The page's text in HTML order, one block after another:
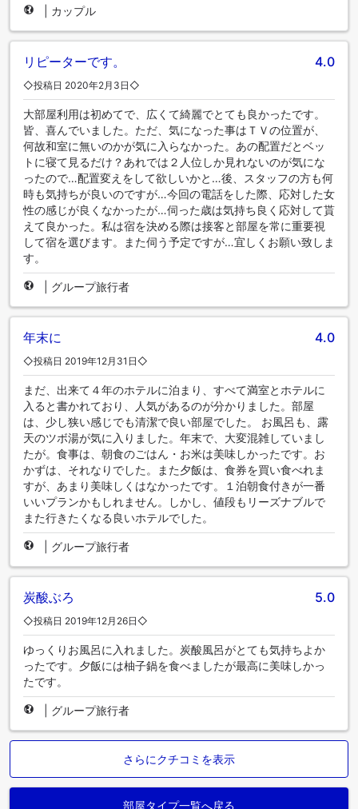
カップル
リピーターです。 4.0
◇投稿日 2020年2月3日◇
大部屋利用は初めてで、広くて綺麗でとても良かったです。
皆、喜んでいました。ただ、気になった事はＴＶの位置が、
何故和室に無いのかが気に入らなかった。あの配置だとベッ
トに寝て見るだけ？あれでは２人位しか見れないのが気にな
ったので…配置変えをして欲しいかと…後、スタッフの方も何
時も気持ちが良いのですが…今回の電話をした際、応対した女
性の感じが良くなかったが…伺った歳は気持ち良く応対して貰
えて良かった。私は宿を決める際は接客と部屋を常に重要視
して宿を選びます。また伺う予定ですが…宜しくお願い致しま
す。
グループ旅行者
年末に 4.0
◇投稿日 2019年12月31日◇
まだ、出来て４年のホテルに泊まり、すべて満室とホテルに
入ると書かれており、人気があるのが分かりました。部屋
は、少し狭い感じでも清潔で良い部屋でした。 お風呂も、露
天のツボ湯が気に入りました。年末で、大変混雑していまし
たが。食事は、朝食のごはん・お米は美味しかったです。お
かずは、それなりでした。また夕飯は、食券を買い食べれま
すが、あまり美味しくはなかったです。１泊朝食付きが一番
いいプランかもしれません。しかし、値段もリーズナブルで
また行きたくなる良いホテルでした。
グループ旅行者
炭酸ぶろ 5.0
◇投稿日 2019年12月26日◇
ゆっくりお風呂に入れました。炭酸風呂がとても気持ちよか
ったです。夕飯には柚子鍋を食べましたが最高に美味しかっ
たです。
グループ旅行者
さらにクチコミを表示
部屋タイプ一覧へ戻る